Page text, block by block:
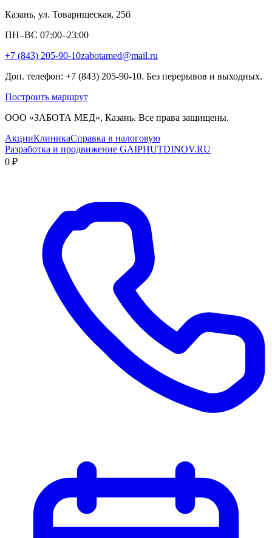
Казань, ул. Товарищеская, 25б
ПН–ВС 07:00–23:00
+7 (843) 205-90-10zabotamed@mail.ru
Доп. телефон: +7 (843) 205-90-10. Без перерывов и выходных.
Построить маршрут
ООО «ЗАБОТА МЕД», Казань. Все права защищены.
АкцииКлиникаСправка в налоговую
Разработка и продвижение GAIPHUTDINOV.RU
0 ₽